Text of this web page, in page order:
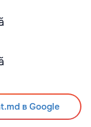
в Google